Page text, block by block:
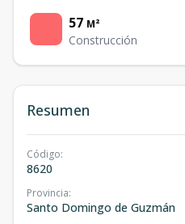
57 M²
Construcción
Resumen
Código:
8620
Provincia:
Santo Domingo de Guzmán